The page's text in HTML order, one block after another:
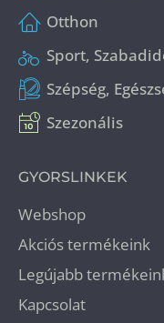
Otthon
Sport,
Szépség,
Szezonális
GYORSLINKEK
Webshop
Akciós termékeink
Legújabb
Kapcsolat